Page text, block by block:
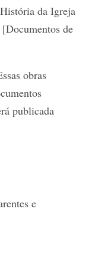
da Igreja
[Documentos de
obras
publicada
e